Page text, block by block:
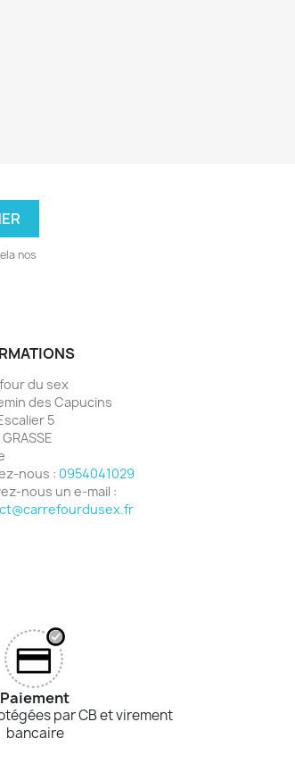
nos
du sex
des Capucins
5
nous : 0954041029
nous un e-mail :
Paiement
par CB et virement
bancaire